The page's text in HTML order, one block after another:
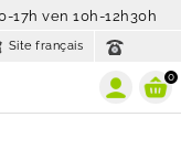
17h ven 10h-12h30h
Site français
0